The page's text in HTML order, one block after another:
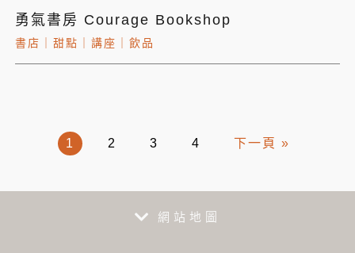
勇氣書房 Courage Bookshop
書店 甜點 講座 飲品
1 2 3 4 下一頁 »
網站地圖